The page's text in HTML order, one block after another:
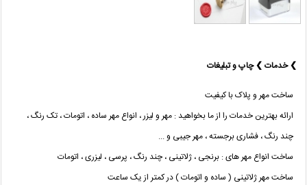
❯ خدمات ❯ چاپ و تبلیغات
ساخت مهر و پلاک با کیفیت
ارائه بهترین خدمات را از ما بخواهید : مهر و لیزر ، انواع مهر ساده ، اتومات ، تک رنگ ،
چند رنگ ، فشاری برجسته ، مهر جیبی و ...
ساخت انواع مهر های : برنجی ، ژلاتینی ، چند رنگ ، پرسی ، لیزری ، اتومات
ساخت مهر ژلاتینی ( ساده و اتومات ) در کمتر از یک ساعت